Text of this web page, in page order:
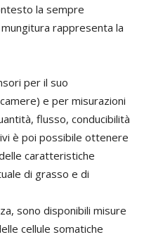
la sempre
rappresenta la
per il suo
e per misurazioni
flusso, conducibilità
è poi possibile ottenere
caratteristiche
di grasso e di
sono disponibili misure
cellule somatiche